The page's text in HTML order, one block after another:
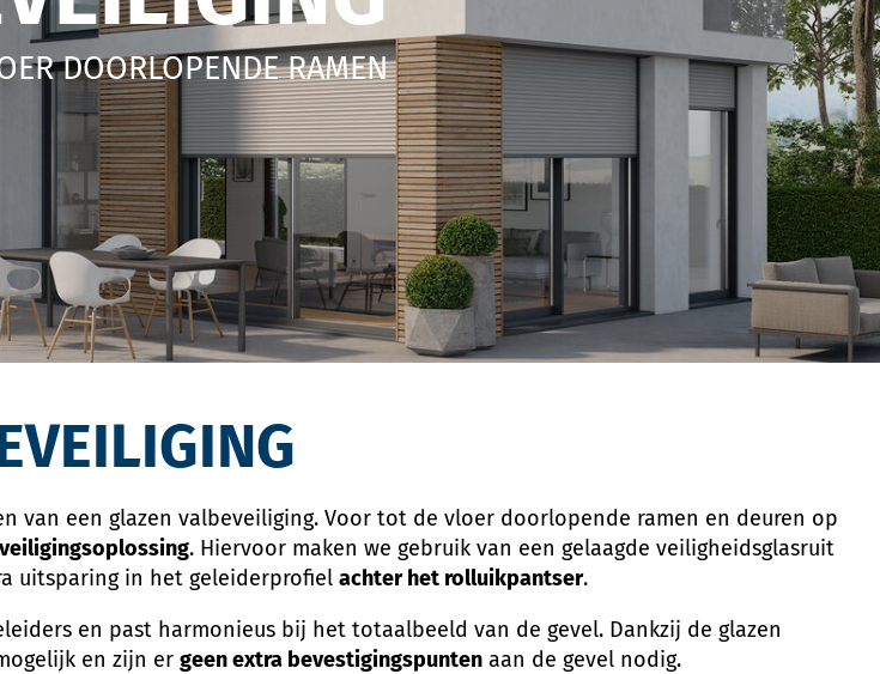
DOORLOPENDE RAMEN
van een glazen valbeveiliging. Voor tot de vloer doorlopende ramen en deuren op
. Hiervoor maken we gebruik van een gelaagde veiligheidsglasruit
uitsparing in het geleiderprofiel achter het rolluikpantser.
en past harmonieus bij het totaalbeeld van de gevel. Dankzij de glazen
en zijn er geen extra bevestigingspuntenaan de gevel nodig.